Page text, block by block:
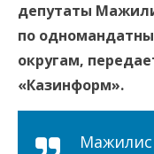
депутаты
по
округам,
«Казинформ».
Мажилис